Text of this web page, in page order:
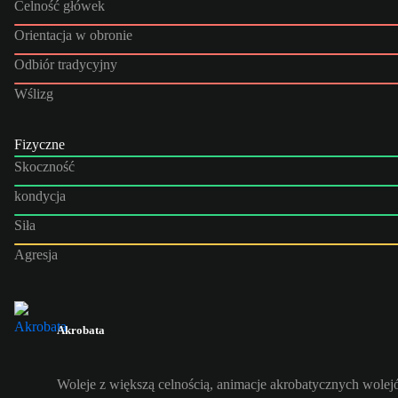
Celność główek
Orientacja w obronie
Odbiór tradycyjny
Wślizg
Fizyczne
Skoczność
kondycja
Siła
Agresja
Akrobata
Woleje z większą celnością, animacje akrobatycznych